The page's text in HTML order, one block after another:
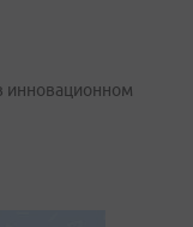
инновационном